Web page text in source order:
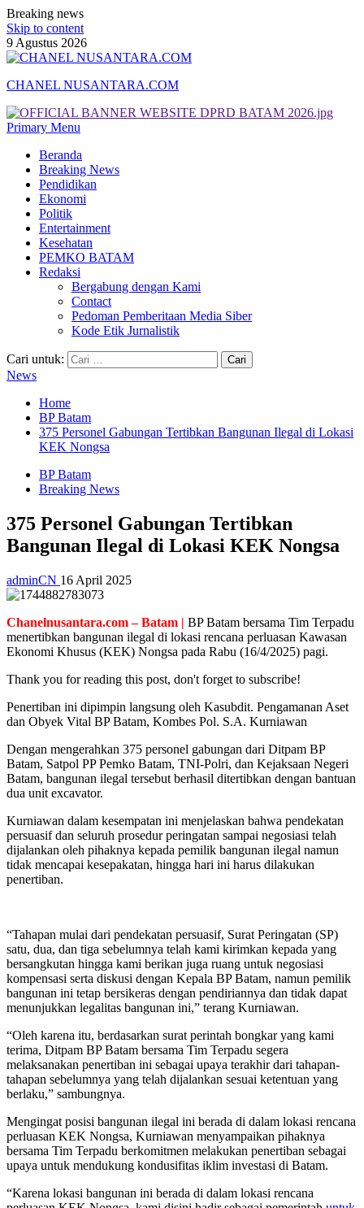
Breaking news
Skip to content
9 Agustus 2026
CHANEL NUSANTARA.COM
Primary Menu
Beranda
Breaking News
Pendidikan
Ekonomi
Politik
Entertainment
Kesehatan
PEMKO BATAM
Redaksi
Bergabung dengan Kami
Contact
Pedoman Pemberitaan Media Siber
Kode Etik Jurnalistik
Cari untuk:
News
Home
BP Batam
375 Personel Gabungan Tertibkan Bangunan Ilegal di Lokasi
KEK Nongsa
BP Batam
Breaking News
375 Personel Gabungan Tertibkan
Bangunan Ilegal di Lokasi KEK Nongsa
adminCN 16 April 2025
Chanelnusantara.com – Batam | BP Batam bersama Tim Terpadu
menertibkan bangunan ilegal di lokasi rencana perluasan Kawasan
Ekonomi Khusus (KEK) Nongsa pada Rabu (16/4/2025) pagi.
Thank you for reading this post, don't forget to subscribe!
Penertiban ini dipimpin langsung oleh Kasubdit. Pengamanan Aset
dan Obyek Vital BP Batam, Kombes Pol. S.A. Kurniawan
Dengan mengerahkan 375 personel gabungan dari Ditpam BP
Batam, Satpol PP Pemko Batam, TNI-Polri, dan Kejaksaan Negeri
Batam, bangunan ilegal tersebut berhasil ditertibkan dengan bantuan
dua unit excavator.
Kurniawan dalam kesempatan ini menjelaskan bahwa pendekatan
persuasif dan seluruh prosedur peringatan sampai negosiasi telah
dijalankan oleh pihaknya kepada pemilik bangunan ilegal namun
tidak mencapai kesepakatan, hingga hari ini harus dilakukan
penertiban.
“Tahapan mulai dari pendekatan persuasif, Surat Peringatan (SP)
satu, dua, dan tiga sebelumnya telah kami kirimkan kepada yang
bersangkutan hingga kami berikan juga ruang untuk negosiasi
kompensasi serta diskusi dengan Kepala BP Batam, namun pemilik
bangunan ini tetap bersikeras dengan pendiriannya dan tidak dapat
menunjukkan legalitas bangunan ini,” terang Kurniawan.
“Oleh karena itu, berdasarkan surat perintah bongkar yang kami
terima, Ditpam BP Batam bersama Tim Terpadu segera
melaksanakan penertiban ini sebagai upaya terakhir dari tahapan-
tahapan sebelumnya yang telah dijalankan sesuai ketentuan yang
berlaku,” sambungnya.
Mengingat posisi bangunan ilegal ini berada di dalam lokasi rencana
perluasan KEK Nongsa, Kurniawan menyampaikan pihaknya
bersama Tim Terpadu berkomitmen melakukan penertiban sebagai
upaya untuk mendukung kondusifitas iklim investasi di Batam.
“Karena lokasi bangunan ini berada di dalam lokasi rencana